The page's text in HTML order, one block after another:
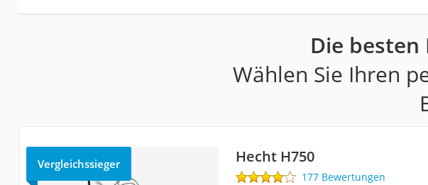
Die besten
Wählen Sie Ihren
Vergleichssieger Hecht H750
177 Bewertungen